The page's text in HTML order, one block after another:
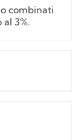
combinati
3%.